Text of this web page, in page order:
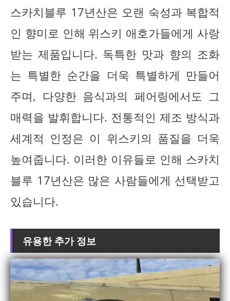
스카치블루 17년산은 오랜 숙성과 복합적
인 향미로 인해 위스키 애호가들에게 사랑
받는 제품입니다. 독특한 맛과 향의 조화
는 특별한 순간을 더욱 특별하게 만들어
주며, 다양한 음식과의 페어링에서도 그
매력을 발휘합니다. 전통적인 제조 방식과
세계적 인정은 이 위스키의 품질을 더욱
높여줍니다. 이러한 이유들로 인해 스카치
블루 17년산은 많은 사람들에게 선택받고
있습니다.
유용한 추가 정보